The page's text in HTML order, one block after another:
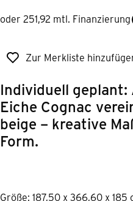
oder 251,92 mtl. Finanzierung
Zur Merkliste
Individuell geplant:
Eiche Cognac
beige – kreative
Form.
Größe: 187,50 x 366,60 x 185